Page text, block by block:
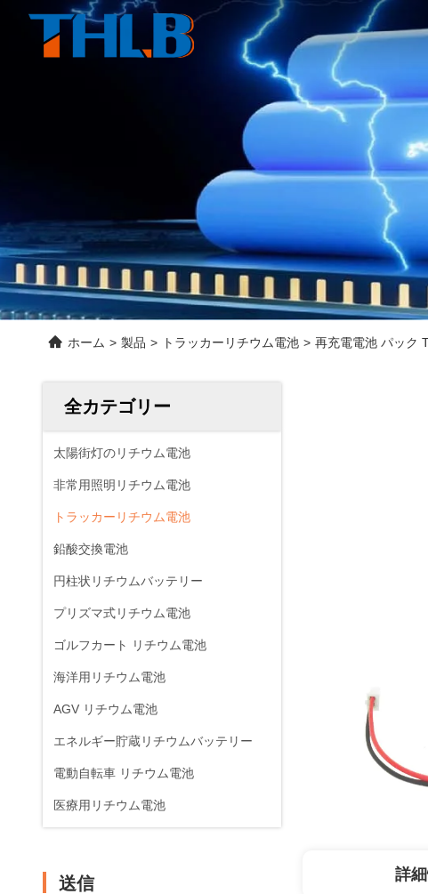
ホーム > 製品 > トラッカーリチウム電池 > 再充電電池 パック
全カテゴリー
太陽街灯のリチウム電池
非常用照明リチウム電池
トラッカーリチウム電池
鉛酸交換電池
円柱状リチウムバッテリー
プリズマ式リチウム電池
ゴルフカート リチウム電池
海洋用リチウム電池
AGV リチウム電池
エネルギー貯蔵リチウムバッテリー
電動自転車 リチウム電池
医療用リチウム電池
送信 詳